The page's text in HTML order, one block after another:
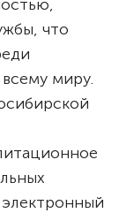
что
миру.